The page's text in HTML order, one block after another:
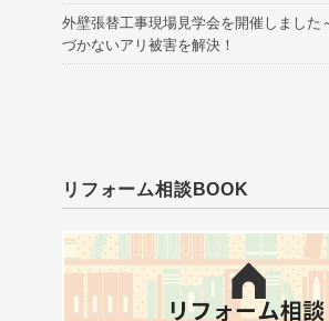
外壁張替工事現場見学会を開催しました
づかないアリ被害を解決！
リフォーム相談BOOK